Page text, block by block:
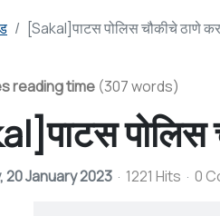
[Sakal]पाटस पोलिस चौकीचे ठाणे
reading time (307 words)
पोलिस
20 January 2023 1221 Hits 0